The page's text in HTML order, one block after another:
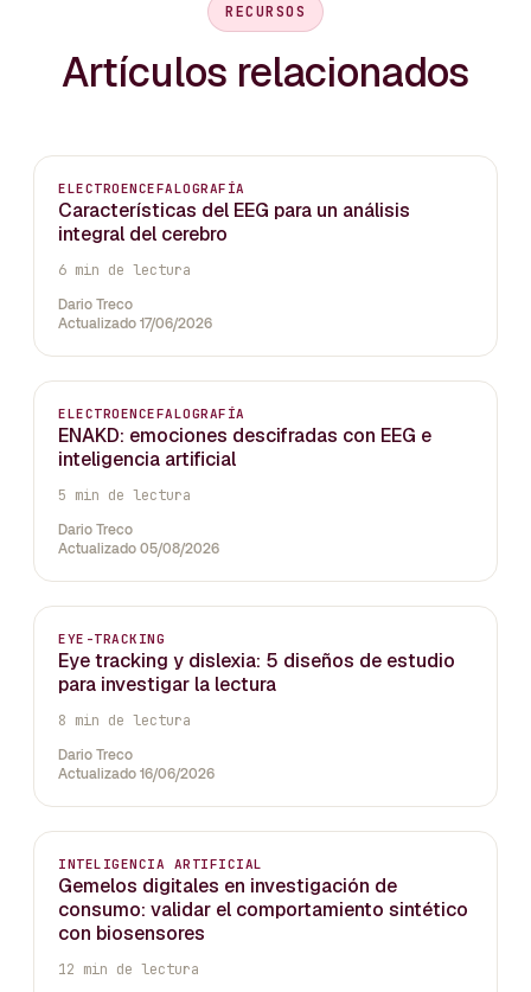
RECURSOS
Artículos relacionados
ELECTROENCEFALOGRAFÍA
Características del EEG para un análisis
integral del cerebro
6 min de lectura
Dario Treco
Actualizado 17/06/2026
ELECTROENCEFALOGRAFÍA
ENAKD: emociones descifradas con EEG e
inteligencia artificial
5 min de lectura
Dario Treco
Actualizado 05/08/2026
EYE-TRACKING
Eye tracking y dislexia: 5 diseños de estudio
para investigar la lectura
8 min de lectura
Dario Treco
Actualizado 16/06/2026
INTELIGENCIA ARTIFICIAL
Gemelos digitales en investigación de
consumo: validar el comportamiento sintético
con biosensores
12 min de lectura